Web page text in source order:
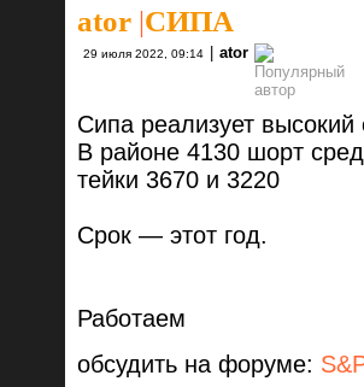
ator |СИПА
29 июля 2022, 09:14 ator
Сипа реализует высокий
В районе 4130 шорт
тейки 3670 и 3220
Срок — этот год.
Работаем
обсудить на форуме: